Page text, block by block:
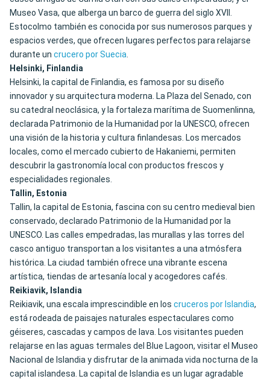
Museo Vasa, que alberga un barco de guerra del siglo XVII.
Estocolmo también es conocida por sus numerosos parques y
espacios verdes, que ofrecen lugares perfectos para relajarse
durante un crucero por Suecia.
Helsinki, Finlandia
Helsinki, la capital de Finlandia, es famosa por su diseño
innovador y su arquitectura moderna. La Plaza del Senado, con
su catedral neoclásica, y la fortaleza marítima de Suomenlinna,
declarada Patrimonio de la Humanidad por la UNESCO, ofrecen
una visión de la historia y cultura finlandesas. Los mercados
locales, como el mercado cubierto de Hakaniemi, permiten
descubrir la gastronomía local con productos frescos y
especialidades regionales.
Tallin, Estonia
Tallin, la capital de Estonia, fascina con su centro medieval bien
conservado, declarado Patrimonio de la Humanidad por la
UNESCO. Las calles empedradas, las murallas y las torres del
casco antiguo transportan a los visitantes a una atmósfera
histórica. La ciudad también ofrece una vibrante escena
artística, tiendas de artesanía local y acogedores cafés.
Reikiavik, Islandia
Reikiavik, una escala imprescindible en los cruceros por Islandia,
está rodeada de paisajes naturales espectaculares como
géiseres, cascadas y campos de lava. Los visitantes pueden
relajarse en las aguas termales del Blue Lagoon, visitar el Museo
Nacional de Islandia y disfrutar de la animada vida nocturna de la
capital islandesa. La capital de Islandia es un lugar agradable